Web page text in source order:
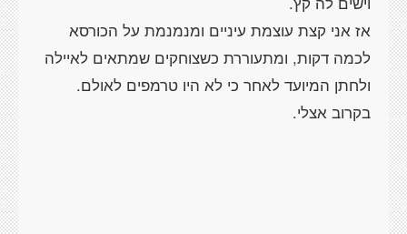
אז אני קצת עוצמת עיניים ומנמנמת על הכורסא
לכמה דקות, ומתעוררת כשצוחקים שמתאים לאיילה